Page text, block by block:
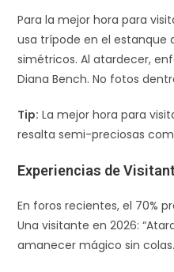
Para la mejor hora para
usa trípode en el estanque
simétricos. Al atardecer,
Diana Bench. No fotos
Tip: La mejor hora para
resalta semi-preciosas
Experiencias de
En foros recientes, el 70%
Una visitante en 2026:
amanecer mágico sin